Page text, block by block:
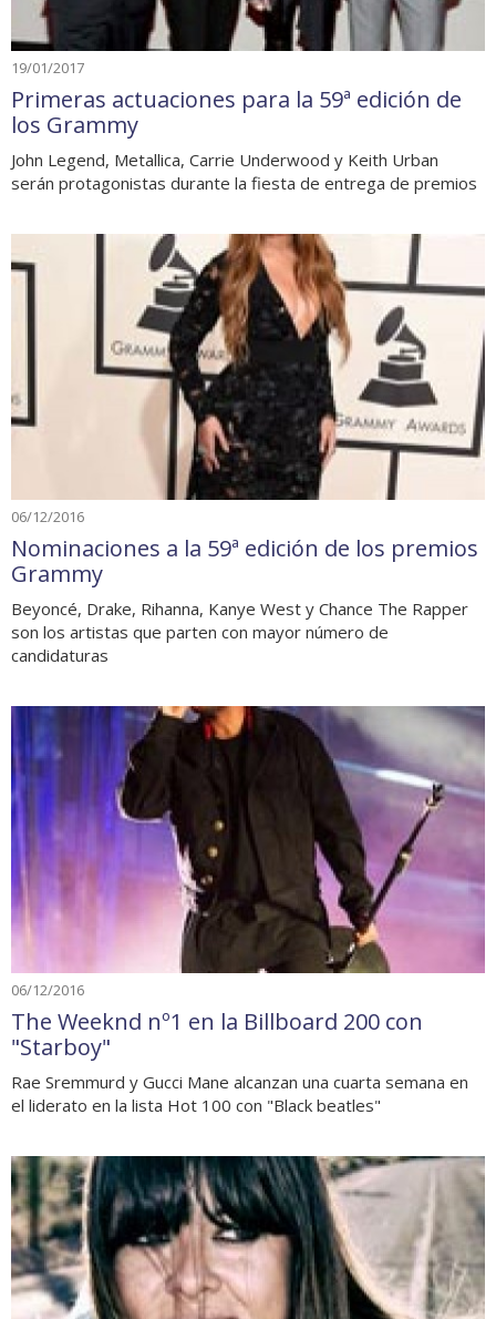
19/01/2017
Primeras actuaciones para la 59ª edición de
los Grammy
John Legend, Metallica, Carrie Underwood y Keith Urban
serán protagonistas durante la fiesta de entrega de premios
06/12/2016
Nominaciones a la 59ª edición de los premios
Grammy
Beyoncé, Drake, Rihanna, Kanye West y Chance The Rapper
son los artistas que parten con mayor número de
candidaturas
06/12/2016
The Weeknd nº1 en la Billboard 200 con
"Starboy"
Rae Sremmurd y Gucci Mane alcanzan una cuarta semana en
el liderato en la lista Hot 100 con "Black beatles"